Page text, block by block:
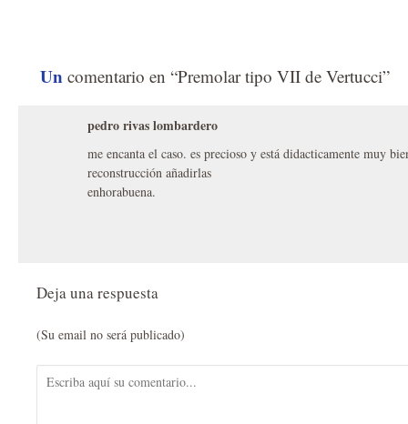
Un comentario en “Premolar tipo VII de Vertucci”
pedro rivas lombardero
me encanta el caso. es precioso y está didacticamente muy
reconstrucción añadirlas
enhorabuena.
Deja una respuesta
(Su email no será publicado)